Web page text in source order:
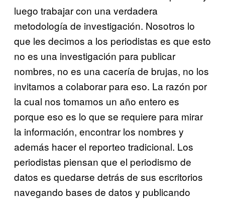
luego trabajar con una verdadera
metodología de investigación. Nosotros lo
que les decimos a los periodistas es que esto
no es una investigación para publicar
nombres, no es una cacería de brujas, no los
invitamos a colaborar para eso. La razón por
la cual nos tomamos un año entero es
porque eso es lo que se requiere para mirar
la información, encontrar los nombres y
además hacer el reporteo tradicional. Los
periodistas piensan que el periodismo de
datos es quedarse detrás de sus escritorios
navegando bases de datos y publicando